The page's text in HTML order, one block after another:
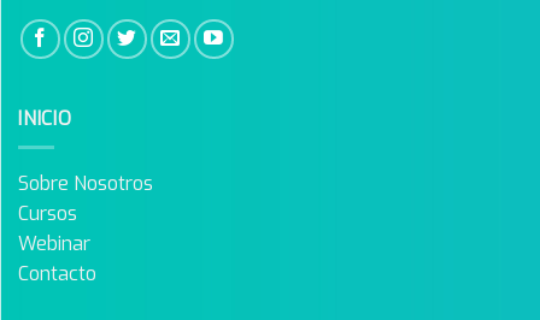
INICIO
Sobre Nosotros
Cursos
Webinar
Contacto